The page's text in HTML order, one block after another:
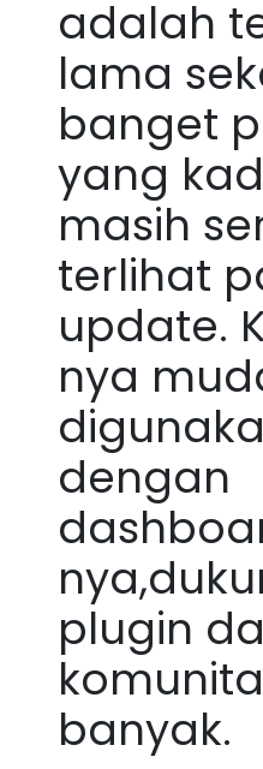
adalah
lama
banget
yang
masih
terlihat
update.
nya
dengan
plugin
banyak.